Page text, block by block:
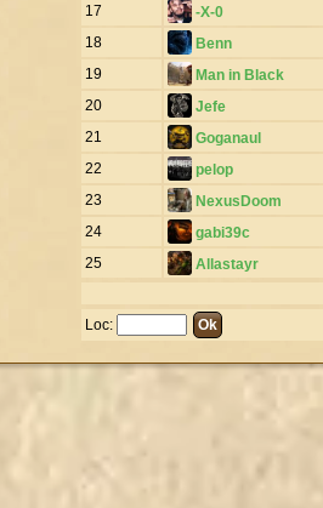
17
-X-0
18
Benn
19
Man in Black
20
Jefe
21
Goganaul
22
pelop
23
NexusDoom
24
gabi39c
25
Allastayr
Loc: